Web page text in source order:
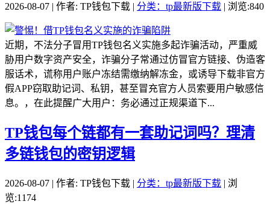
2026-08-07 | 作者: TP钱包下载 | 分类：tp最新版下载 | 浏览:840
近期，不法分子冒用TP钱包名义实施多起诈骗活动，严重威
胁用户数字资产安全，诈骗分子常通过仿冒官方链接、伪造客
服话术，谎称用户账户冻结需缴纳解冻金，或诱导下载非官方
假APP窃取助记词、私钥，甚至冒充官方人员索要用户敏感信
息。，在此提醒广大用户：务必通过正规渠道下...
TP钱包每个链都有一套助记词吗？理清
多链钱包的密钥逻辑
2026-08-07 | 作者: TP钱包下载 | 分类：tp最新版下载 | 浏
览:1174